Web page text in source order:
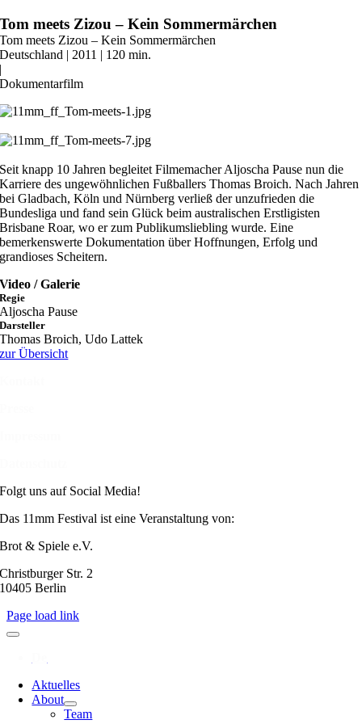
Zum
Inhalt
springen
Tom meets Zizou – Kein Sommermärchen
Tom meets Zizou – Kein Sommermärchen
Deutschland | 2011 | 120 min.
|
Dokumentarfilm
Seit knapp 10 Jahren begleitet Filmemacher Aljoscha Pause nun die
Karriere des ungewöhnlichen Fußballers Thomas Broich. Nach Jahren
bei Gladbach, Köln und Nürnberg verließ der unzufrieden die
Bundesliga und fand sein Glück beim australischen Erstligisten
Brisbane Roar, wo er zum Publikumsliebling wurde. Eine
bemerkenswerte Dokumentation über Hoffnungen, Erfolg und
grandioses Scheitern.
Video / Galerie
Regie
Aljoscha Pause
Darsteller
Thomas Broich, Udo Lattek
zur Übersicht
Folgt uns auf Social Media!
Das 11mm Festival ist eine Veranstaltung von:
Brot & Spiele e.V.
Christburger Str. 2
10405 Berlin
Page load link
Aktuelles
About
Team